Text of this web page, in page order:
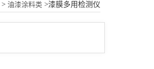
> 油漆涂料类 >漆膜多用检测仪